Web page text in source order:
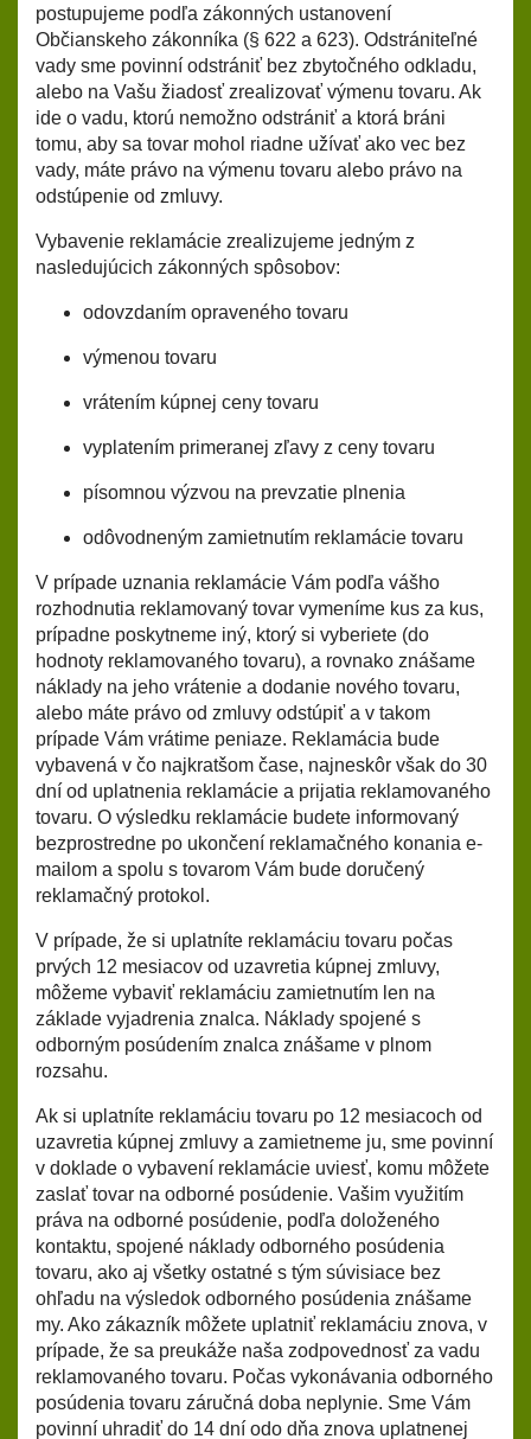
postupujeme podľa zákonných ustanovení
Občianskeho zákonníka (§ 622 a 623). Odstrániteľné
vady sme povinní odstrániť bez zbytočného odkladu,
alebo na Vašu žiadosť zrealizovať výmenu tovaru. Ak
ide o vadu, ktorú nemožno odstrániť a ktorá bráni
tomu, aby sa tovar mohol riadne užívať ako vec bez
vady, máte právo na výmenu tovaru alebo právo na
odstúpenie od zmluvy.
Vybavenie reklamácie zrealizujeme jedným z
nasledujúcich zákonných spôsobov:
odovzdaním opraveného tovaru
výmenou tovaru
vrátením kúpnej ceny tovaru
vyplatením primeranej zľavy z ceny tovaru
písomnou výzvou na prevzatie plnenia
odôvodneným zamietnutím reklamácie tovaru
V prípade uznania reklamácie Vám podľa vášho
rozhodnutia reklamovaný tovar vymeníme kus za kus,
prípadne poskytneme iný, ktorý si vyberiete (do
hodnoty reklamovaného tovaru), a rovnako znášame
náklady na jeho vrátenie a dodanie nového tovaru,
alebo máte právo od zmluvy odstúpiť a v takom
prípade Vám vrátime peniaze. Reklamácia bude
vybavená v čo najkratšom čase, najneskôr však do 30
dní od uplatnenia reklamácie a prijatia reklamovaného
tovaru. O výsledku reklamácie budete informovaný
bezprostredne po ukončení reklamačného konania e-
mailom a spolu s tovarom Vám bude doručený
reklamačný protokol.
V prípade, že si uplatníte reklamáciu tovaru počas
prvých 12 mesiacov od uzavretia kúpnej zmluvy,
môžeme vybaviť reklamáciu zamietnutím len na
základe vyjadrenia znalca. Náklady spojené s
odborným posúdením znalca znášame v plnom
rozsahu.
Ak si uplatníte reklamáciu tovaru po 12 mesiacoch od
uzavretia kúpnej zmluvy a zamietneme ju, sme povinní
v doklade o vybavení reklamácie uviesť, komu môžete
zaslať tovar na odborné posúdenie. Vašim využitím
práva na odborné posúdenie, podľa doloženého
kontaktu, spojené náklady odborného posúdenia
tovaru, ako aj všetky ostatné s tým súvisiace bez
ohľadu na výsledok odborného posúdenia znášame
my. Ako zákazník môžete uplatniť reklamáciu znova, v
prípade, že sa preukáže naša zodpovednosť za vadu
reklamovaného tovaru. Počas vykonávania odborného
posúdenia tovaru záručná doba neplynie. Sme Vám
povinní uhradiť do 14 dní odo dňa znova uplatnenej